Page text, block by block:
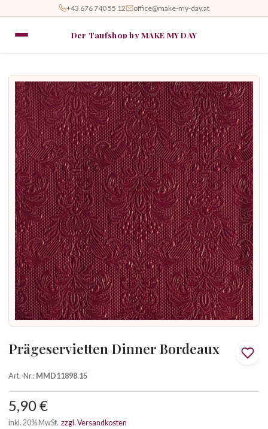
+43 676 740 55 12 office@make-my-day.at
Der Taufshop by MAKE MY DAY
Prägeservietten Dinner Bordeaux
Art.-Nr.:MMD11898.15
5,90 €
inkl. 20% MwSt. zzgl. Versandkosten